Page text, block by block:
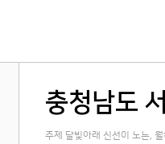
충청남도
주제 달빛아래 신선이 노는,